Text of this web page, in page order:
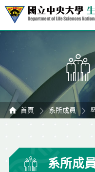
首頁 系所成員
系所成員